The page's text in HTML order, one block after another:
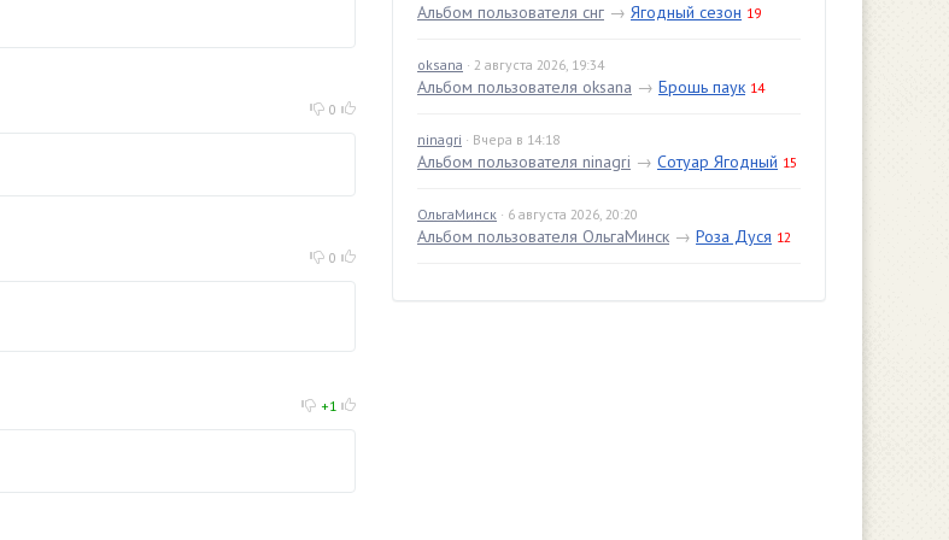
0
0
+1
Альбом пользователя снг → Ягодный сезон 19
oksana · 2 августа 2026, 19:34
Альбом пользователя oksana → Брошь паук 14
ninagri · Вчера в 14:18
Альбом пользователя ninagri → Сотуар Ягодный 15
ОльгаМинск · 6 августа 2026, 20:20
Альбом пользователя ОльгаМинск → Роза Дуся 12